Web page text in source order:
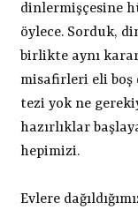
dinlermişçesine
öylece. Sorduk,
birlikte aynı
misafirleri eli boş
tezi yok ne
hazırlıklar
hepimizi.
Evlere